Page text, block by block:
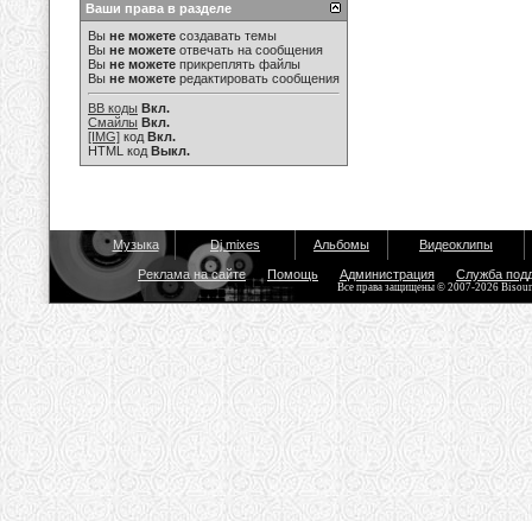
Ваши права в разделе
Вы не можете создавать темы
Вы не можете отвечать на сообщения
Вы не можете прикреплять файлы
Вы не можете редактировать сообщения
BB коды Вкл.
Смайлы Вкл.
[IMG] код Вкл.
HTML код Выкл.
Музыка Dj mixes Альбомы Видеоклипы
Реклама на сайте Помощь Администрация Служба
Все права защищены © 2007-2026